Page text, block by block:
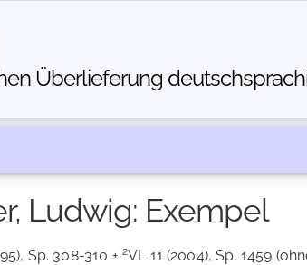
Über­lieferung
Ludwig: Exempel
Sp. 308-310 + 2VL 11 (2004), Sp. 1459